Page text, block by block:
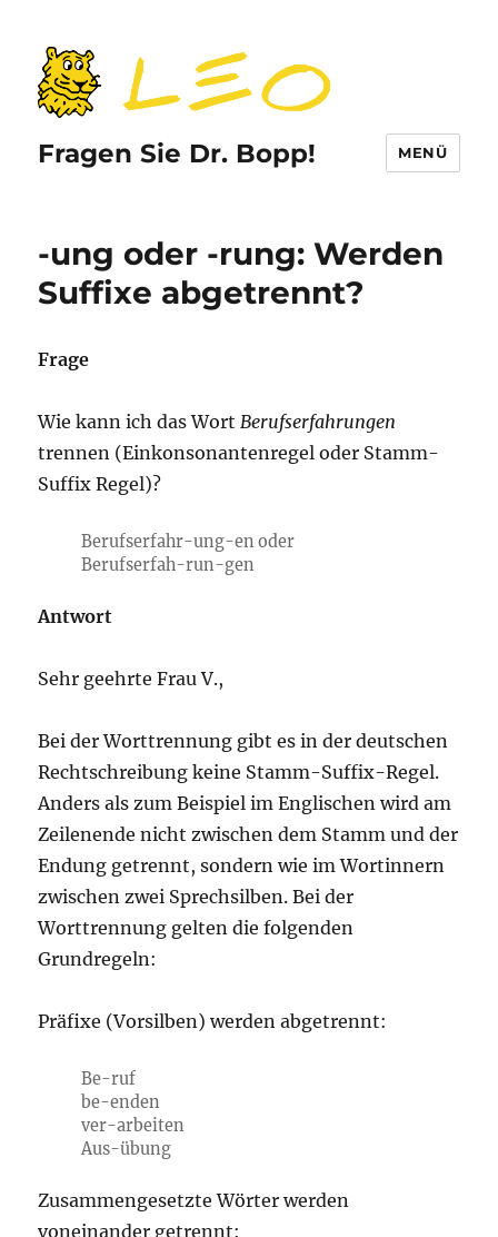
Fragen Sie Dr. Bopp! MENÜ
-ung oder -rung: Werden
Suffixe abgetrennt?
Frage
Wie kann ich das WortBerufserfahrungen
trennen (Einkonsonantenregel oder Stamm-
Suffix Regel)?
Berufserfahr-ung-en oder
Berufserfah-run-gen
Antwort
Sehr geehrte Frau V.,
Bei der Worttrennung gibt es in der deutschen
Rechtschreibung keine Stamm-Suffix-Regel.
Anders als zum Beispiel im Englischen wird am
Zeilenende nicht zwischen dem Stamm und der
Endung getrennt, sondern wie im Wortinnern
zwischen zwei Sprechsilben. Bei der
Worttrennung gelten die folgenden
Grundregeln:
Präfixe (Vorsilben) werden abgetrennt:
Be-ruf
be-enden
ver-arbeiten
Aus-übung
Zusammengesetzte Wörter werden
voneinander getrennt: